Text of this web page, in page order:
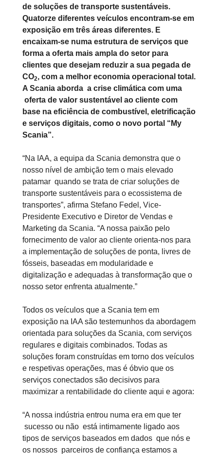
de soluções de transporte sustentáveis.
Quatorze diferentes veículos encontram-se em
exposição em três áreas diferentes. E
encaixam-se numa estrutura de serviços que
forma a oferta mais ampla do setor para
clientes que desejam reduzir a sua pegada de
CO2, com a melhor economia operacional total.
A Scania aborda a crise climática com uma
oferta de valor sustentável ao cliente com
base na eficiência de combustível, eletrificação
e serviços digitais, como o novo portal “My
Scania”.
“Na IAA, a equipa da Scania demonstra que o
nosso nível de ambição tem o mais elevado
patamar quando se trata de criar soluções de
transporte sustentáveis para o ecossistema de
transportes”, afirma Stefano Fedel, Vice-
Presidente Executivo e Diretor de Vendas e
Marketing da Scania. “A nossa paixão pelo
fornecimento de valor ao cliente orienta-nos para
a implementação de soluções de ponta, livres de
fósseis, baseadas em modularidade e
digitalização e adequadas à transformação que o
nosso setor enfrenta atualmente.”
Todos os veículos que a Scania tem em
exposição na IAA são testemunhos da abordagem
orientada para soluções da Scania, com serviços
regulares e digitais combinados. Todas as
soluções foram construídas em torno dos veículos
e respetivas operações, mas é óbvio que os
serviços conectados são decisivos para
maximizar a rentabilidade do cliente aqui e agora:
“A nossa indústria entrou numa era em que ter
sucesso ou não está intimamente ligado aos
tipos de serviços baseados em dados que nós e
os nossos parceiros de confiança estamos a